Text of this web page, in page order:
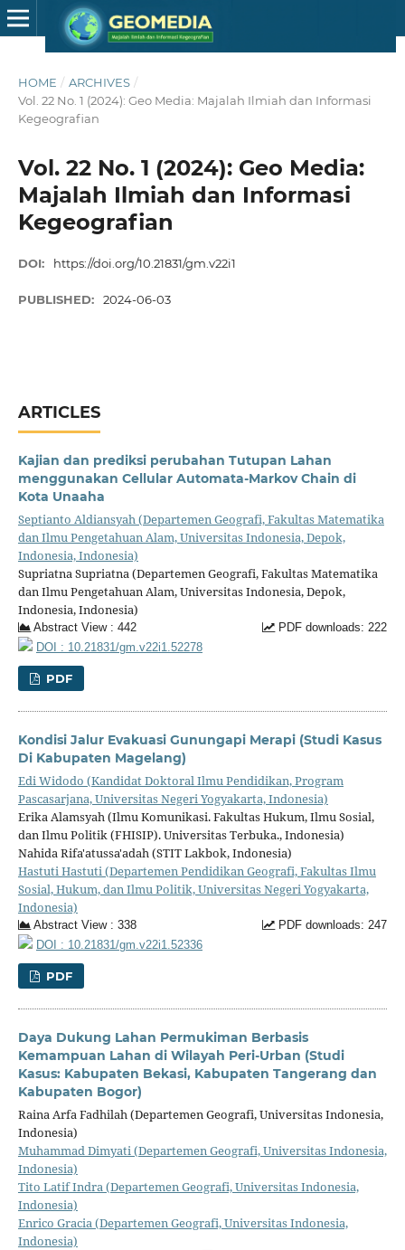
HOME / ARCHIVES /
Vol. 22 No. 1 (2024): Geo Media: Majalah Ilmiah dan Informasi
Kegeografian
Vol. 22 No. 1 (2024): Geo Media:
Majalah Ilmiah dan Informasi
Kegeografian
DOI: https://doi.org/10.21831/gm.v22i1
PUBLISHED: 2024-06-03
ARTICLES
Kajian dan prediksi perubahan Tutupan Lahan
menggunakan Cellular Automata-Markov Chain di
Kota Unaaha
Septianto Aldiansyah (Departemen Geografi, Fakultas Matematika
dan Ilmu Pengetahuan Alam, Universitas Indonesia, Depok,
Indonesia, Indonesia)
Supriatna Supriatna (Departemen Geografi, Fakultas Matematika
dan Ilmu Pengetahuan Alam, Universitas Indonesia, Depok,
Indonesia, Indonesia)
Abstract View : 442
PDF downloads: 222
DOI : 10.21831/gm.v22i1.52278
PDF
Kondisi Jalur Evakuasi Gunungapi Merapi (Studi Kasus
Di Kabupaten Magelang)
Edi Widodo (Kandidat Doktoral Ilmu Pendidikan, Program
Pascasarjana, Universitas Negeri Yogyakarta, Indonesia)
Erika Alamsyah (Ilmu Komunikasi. Fakultas Hukum, Ilmu Sosial,
dan Ilmu Politik (FHISIP). Universitas Terbuka., Indonesia)
Nahida Rifa'atussa'adah (STIT Lakbok, Indonesia)
Hastuti Hastuti (Departemen Pendidikan Geografi, Fakultas Ilmu
Sosial, Hukum, dan Ilmu Politik, Universitas Negeri Yogyakarta,
Indonesia)
Abstract View : 338
PDF downloads: 247
DOI : 10.21831/gm.v22i1.52336
PDF
Daya Dukung Lahan Permukiman Berbasis
Kemampuan Lahan di Wilayah Peri-Urban (Studi
Kasus: Kabupaten Bekasi, Kabupaten Tangerang dan
Kabupaten Bogor)
Raina Arfa Fadhilah (Departemen Geografi, Universitas Indonesia,
Indonesia)
Muhammad Dimyati (Departemen Geografi, Universitas Indonesia,
Indonesia)
Tito Latif Indra (Departemen Geografi, Universitas Indonesia,
Indonesia)
Enrico Gracia (Departemen Geografi, Universitas Indonesia,
Indonesia)